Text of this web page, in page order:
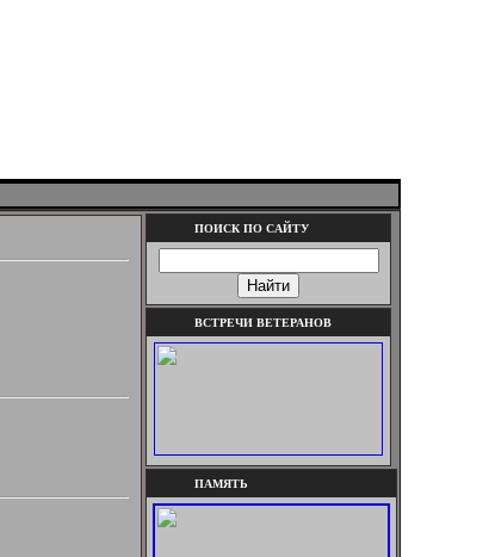
ПОИСК ПО САЙТУ
ВСТРЕЧИ ВЕТЕРАНОВ
ПАМЯТЬ